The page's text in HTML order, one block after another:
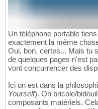
Un téléphone portable
exactement la même
Oui, bon, certes... Mais tu
de quelques pages n'est
vont concurrencer des
Ici on est dans la
Yourself). On bricole/
composants matériels.